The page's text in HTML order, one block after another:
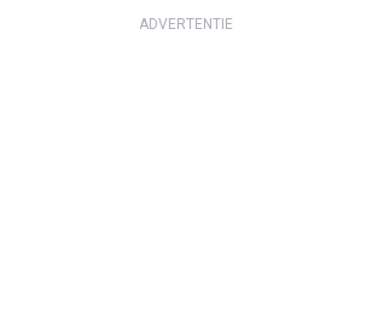
ADVERTENTIE